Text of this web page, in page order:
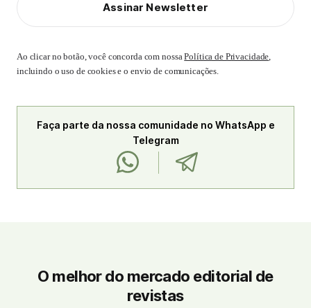
Assinar Newsletter
Ao clicar no botão, você concorda com nossaPolítica de Privacidade,
incluindo o uso de cookies e o envio de comunicações.
Faça parte da nossa comunidade no WhatsApp e
Telegram
O melhor do mercado editorial de
revistas